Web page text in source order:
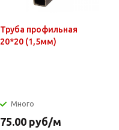
Труба профильная
20*20 (1,5мм)
Много
75.00 руб/м